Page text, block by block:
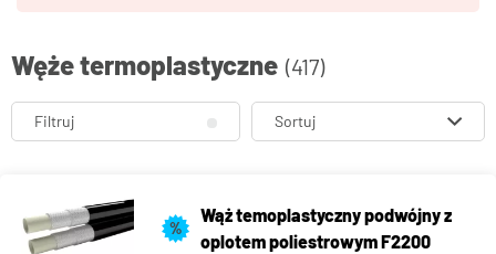
Węże termoplastyczne (417)
Filtruj Sortuj
%
Wąż temoplastyczny podwójny z
oplotem poliestrowym F2200